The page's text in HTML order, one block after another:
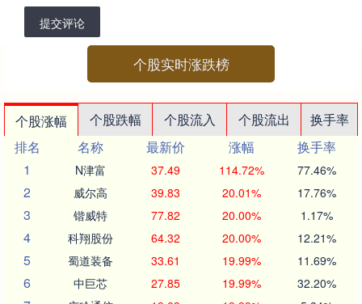
提交评论
个股实时涨跌榜
个股涨幅 个股跌幅 个股流入 个股流出
换手率
排名
名称 最新价 涨幅
换手率
1
N津富 37.49 114.72% 77.46%
2 威尔高 39.83 20.01% 17.76%
3 锴威特 77.82 20.00% 1.17%
4 科翔股份 64.32 20.00% 12.21%
5 蜀道装备 33.61 19.99% 11.69%
6 中巨芯 27.85 19.99% 32.20%